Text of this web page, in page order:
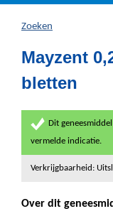
hier:
Zoeken
Mayzent
bletten
Dit
vermelde indicatie.
Verkrijgbaarheid:
Over dit